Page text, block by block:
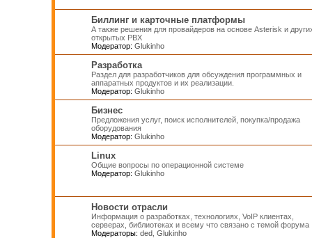
Биллинг и карточные платформы
А также решения для провайдеров на основе Asterisk и
открытых PBX
Модератор: Glukinho
Разработка
Раздел для разработчиков для обсуждения программных и
аппаратных продуктов и их реализации.
Модератор: Glukinho
Бизнес
Предложения услуг, поиск исполнителей, покупка/продажа
оборудования
Модератор: Glukinho
Linux
Общие вопросы по операционной системе
Модератор: Glukinho
Новости отрасли
Информация о разработках, технологиях, VoIP клиентах,
серверах, библиотеках и всему что связано с темой форума
Модераторы: ded, Glukinho